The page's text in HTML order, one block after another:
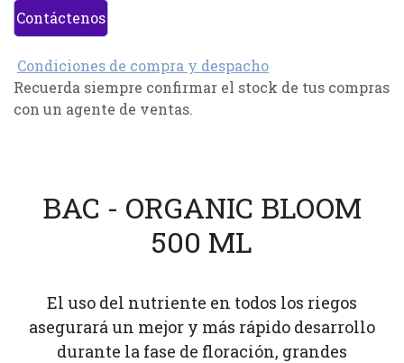
Contáctenos
Condiciones de compra y despacho
Recuerda siempre confirmar el stock de tus compras
con un agente de ventas.
BAC - ORGANIC BLOOM
500 ML
El uso del nutriente en todos los riegos
asegurará un mejor y más rápido desarrollo
durante la fase de floración, grandes